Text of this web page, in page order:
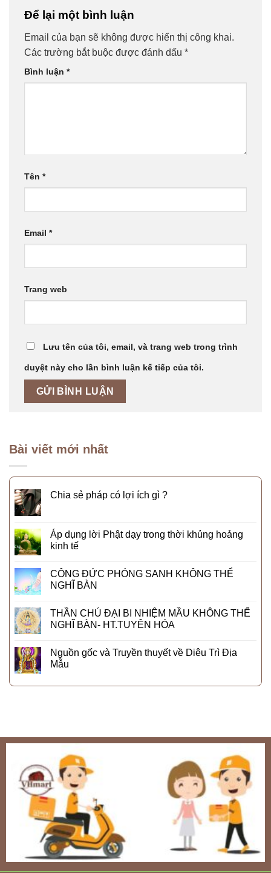
Để lại một bình luận
Email của bạn sẽ không được hiển thị công khai.
Các trường bắt buộc được đánh dấu *
Bình luận *
Tên *
Email *
Trang web
Lưu tên của tôi, email, và trang web trong trình
duyệt này cho lần bình luận kế tiếp của tôi.
Bài viết mới nhất
Chia sẻ pháp có lợi ích gì ?
Áp dụng lời Phật dạy trong thời khủng hoảng
kinh tế
CÔNG ĐỨC PHÓNG SANH KHÔNG THỂ
NGHĨ BÀN
THẦN CHÚ ĐẠI BI NHIỆM MẦU KHÔNG THỂ
NGHĨ BÀN- HT.TUYÊN HÓA
Nguồn gốc và Truyền thuyết về Diêu Trì Địa
Mẫu